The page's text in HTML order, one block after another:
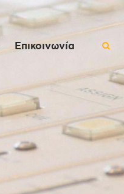
Επικοινωνία